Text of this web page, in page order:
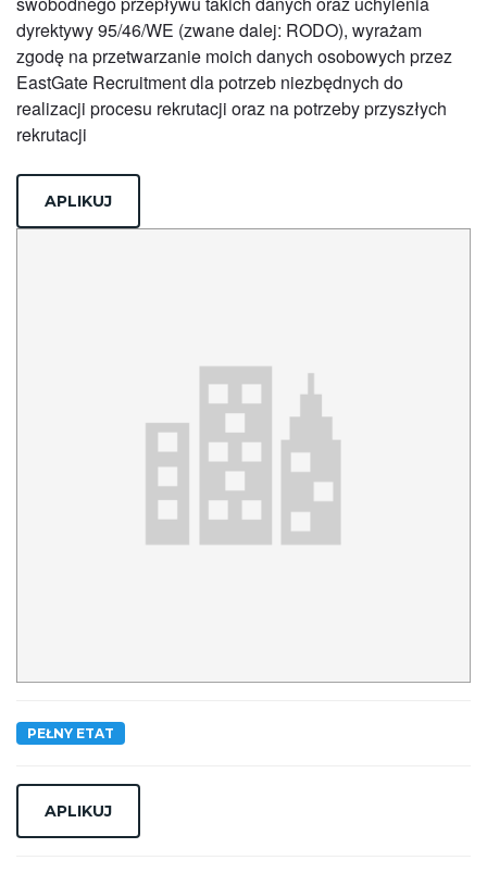
dyrektywy 95/46/WE (zwane dalej: RODO), wyrażam
zgodę na przetwarzanie moich danych osobowych przez
EastGate Recruitment dla potrzeb niezbędnych do
realizacji procesu rekrutacji oraz na potrzeby przyszłych
rekrutacji
PEŁNY ETAT